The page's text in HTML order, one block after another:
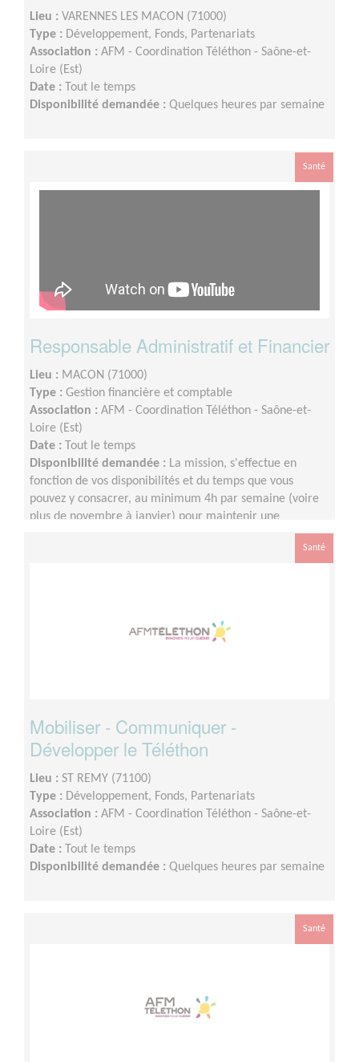
Lieu : VARENNES LES MACON (71000)
Type : Développement, Fonds, Partenariats
Association : AFM - Coordination Téléthon - Saône-et-
Loire (Est)
Date :
Tout le temps
Disponibilité demandée : Quelques heures par semaine
Santé
Responsable Administratif et Financier
Lieu : MACON (71000)
Type : Gestion financière et comptable
Association : AFM - Coordination Téléthon - Saône-et-
Loire (Est)
Date :
Tout le temps
Disponibilité demandée : La mission, s'effectue en
fonction de vos disponibilités et du temps que vous
pouvez y consacrer, au minimum 4h par semaine (voire
plus de novembre à janvier) pour maintenir une
Santé
Mobiliser - Communiquer -
Développer le Téléthon
Lieu : ST REMY (71100)
Type : Développement, Fonds, Partenariats
Association : AFM - Coordination Téléthon - Saône-et-
Loire (Est)
Date :
Tout le temps
Disponibilité demandée : Quelques heures par semaine
Santé